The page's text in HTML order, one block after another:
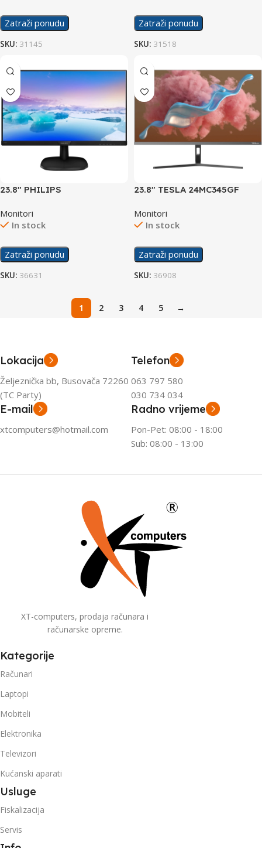
Zatraži ponudu
SKU: 31145
Zatraži ponudu
SKU: 31518
23.8″ PHILIPS
Monitori
In stock
Zatraži ponudu
SKU: 36631
23.8″ TESLA 24MC345GF
Monitori
In stock
Zatraži ponudu
SKU: 36908
1 2 3 4 5 →
Lokacija
Željeznička bb, Busovača 72260
(TC Party)
Telefon
063 797 580
030 734 034
E-mail
xtcomputers@hotmail.com
Radno vrijeme
Pon-Pet: 08:00 - 18:00
Sub: 08:00 - 13:00
XT-computers, prodaja računara i
računarske opreme.
Kategorije
Računari
Laptopi
Mobiteli
Elektronika
Televizori
Kućanski aparati
Usluge
Fiskalizacija
Servis